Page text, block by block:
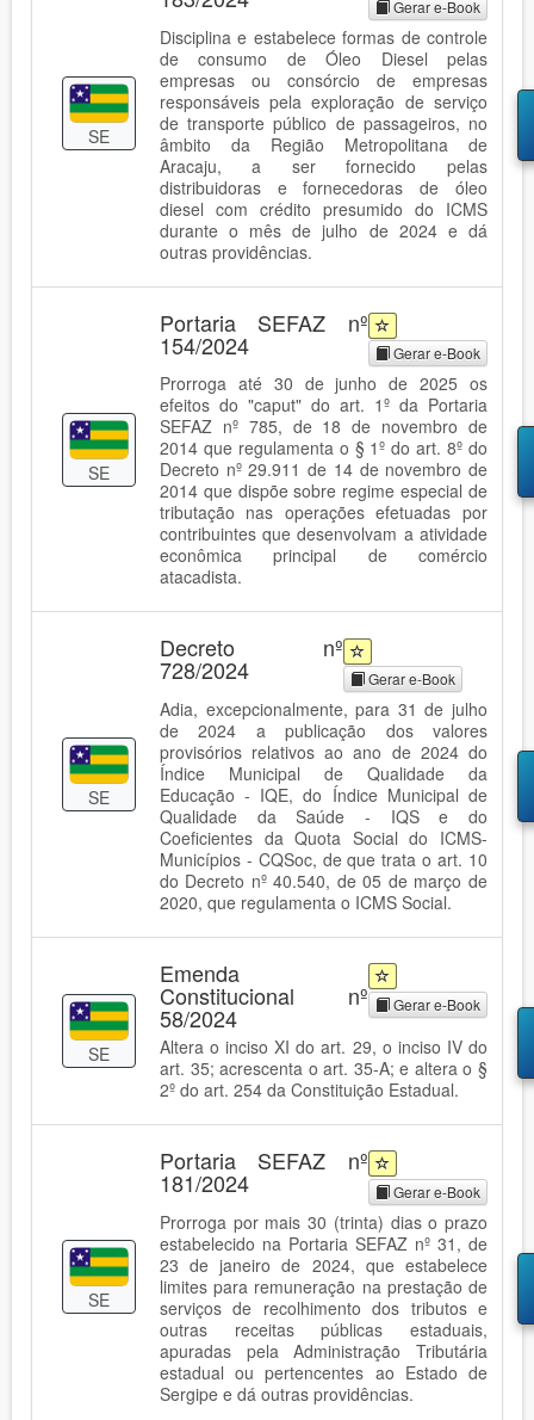
SE
Gerar e-Book
Disciplina e estabelece formas de controle
de consumo de Óleo Diesel pelas
empresas ou consórcio de empresas
responsáveis pela exploração de serviço
de transporte público de passageiros, no
âmbito da Região Metropolitana de
Aracaju, a ser fornecido pelas
distribuidoras e fornecedoras de óleo
diesel com crédito presumido do ICMS
durante o mês de julho de 2024 e dá
outras providências.
SE
Portaria SEFAZ nº
154/2024 Gerar e-Book
Prorroga até 30 de junho de 2025 os
efeitos do "caput" do art. 1º da Portaria
SEFAZ nº 785, de 18 de novembro de
2014 que regulamenta o § 1º do art. 8º do
Decreto nº 29.911 de 14 de novembro de
2014 que dispõe sobre regime especial de
tributação nas operações efetuadas por
contribuintes que desenvolvam a atividade
econômica principal de comércio
atacadista.
SE
Decreto nº
728/2024 Gerar e-Book
Adia, excepcionalmente, para 31 de julho
de 2024 a publicação dos valores
provisórios relativos ao ano de 2024 do
Índice Municipal de Qualidade da
Educação - IQE, do Índice Municipal de
Qualidade da Saúde - IQS e do
Coeficientes da Quota Social do ICMS-
Municípios - CQSoc, de que trata o art. 10
do Decreto nº 40.540, de 05 de março de
2020, que regulamenta o ICMS Social.
SE
Emenda
Constitucional nº
58/2024 Gerar e-Book
Altera o inciso XI do art. 29, o inciso IV do
art. 35; acrescenta o art. 35-A; e altera o §
2º do art. 254 da Constituição Estadual.
SE
Portaria SEFAZ nº
181/2024 Gerar e-Book
Prorroga por mais 30 (trinta) dias o prazo
estabelecido na Portaria SEFAZ nº 31, de
23 de janeiro de 2024, que estabelece
limites para remuneração na prestação de
serviços de recolhimento dos tributos e
outras receitas públicas estaduais,
apuradas pela Administração Tributária
estadual ou pertencentes ao Estado de
Sergipe e dá outras providências.